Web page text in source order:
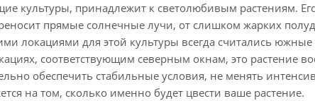
культуры, принадлежит к светолюбивым растениям.
прямые солнечные лучи, от слишком жарких
локациями для этой культуры всегда считались
соответствующим северным окнам, это растение
обеспечить стабильные условия, не менять
на том, сколько именно будет цвести ваше растение.